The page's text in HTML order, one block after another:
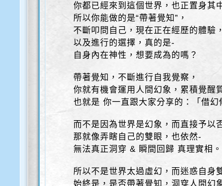
你都已經來到這個世界，也正置身其
所以你能做的是“帶著覺知”，
不斷叩問自己，現在正在經歷的體驗
以及進行的選擇，真的是-
自身內在神性，想要成為的嗎？
帶著覺知，不斷進行自我覺察，
你就有機會運用人間幻象，累積覺醒
也就是 你一直跟大家分享的：「借幻
而不是因為世界是幻象，而直接予以
那就像弄瞎自己的雙眼，也依然-
無法真正洞穿 & 瞬間回歸 真理實相。
所以不是世界太過虛幻，而迷惑自身
始終是，是否帶著覺知，洞穿人間幻